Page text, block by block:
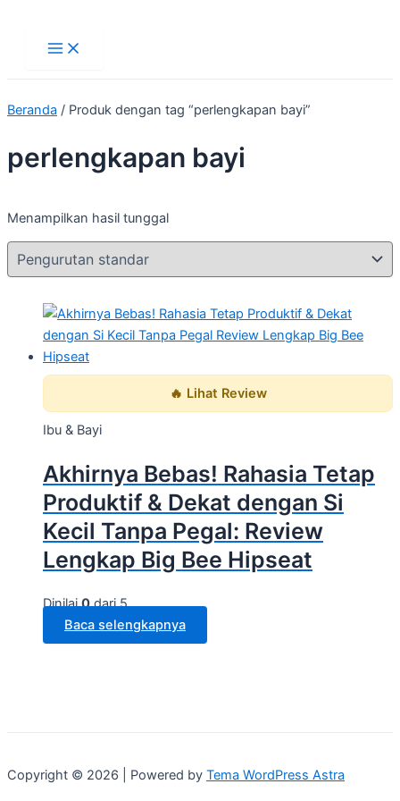
konten
Beranda / Produk dengan tag “perlengkapan bayi”
perlengkapan bayi
Menampilkan hasil tunggal
🔥 Lihat Review
Ibu & Bayi
Akhirnya Bebas! Rahasia Tetap
Produktif & Dekat dengan Si
Kecil Tanpa Pegal: Review
Lengkap Big Bee Hipseat
Dinilai0dari 5
Baca selengkapnya
Copyright © 2026 | Powered by Tema WordPress Astra